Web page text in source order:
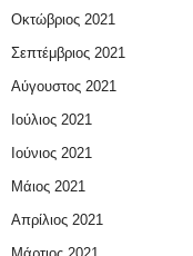
Οκτώβριος 2021
Σεπτέμβριος 2021
Αύγουστος 2021
Ιούλιος 2021
Ιούνιος 2021
Μάιος 2021
Απρίλιος 2021